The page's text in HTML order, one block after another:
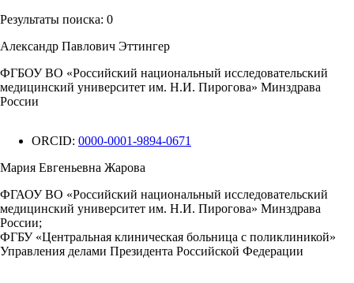
Результаты поиска: 0
Александр Павлович Эттингер
ФГБОУ ВО «Российский национальный исследовательский
медицинский университет им. Н.И. Пирогова» Минздрава
России
ORCID: 0000-0001-9894-0671
Мария Евгеньевна Жарова
ФГАОУ ВО «Российский национальный исследовательский
медицинский университет им. Н.И. Пирогова» Минздрава
России;
ФГБУ «Центральная клиническая больница с поликлиникой»
Управления делами Президента Российской Федерации